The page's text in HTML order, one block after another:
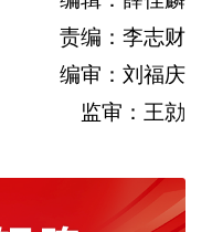
责编：李志财
编审：刘福庆
监审：王勍